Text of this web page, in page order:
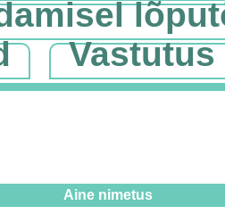
Vastutus
Aine nimetus